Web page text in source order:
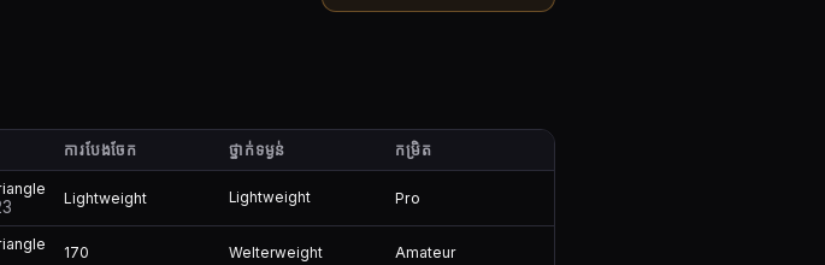
ការបែងចែក ថ្នាក់ទម្ងន់ កម្រិត
Lightweight Lightweight Pro
170 Welterweight Amateur